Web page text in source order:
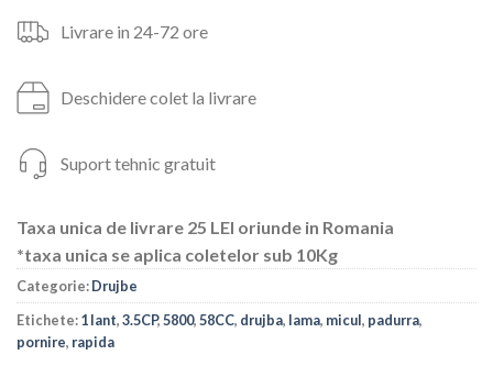
Livrare in 24-72 ore
Deschidere colet la livrare
Suport tehnic gratuit
Taxa unica de livrare 25 LEI oriunde in Romania
*taxa unica se aplica coletelor sub 10Kg
Categorie:Drujbe
Etichete:1 lant,3.5CP,5800,58CC, drujba, lama, micul, padurra,
pornire, rapida